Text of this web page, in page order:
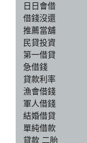
日日會借
借錢沒還
推薦當舖
民貸投資
第一借貸
急借錢
貸款利率
漁會借錢
軍人借錢
結婚借貸
單純借款
貸款 二胎